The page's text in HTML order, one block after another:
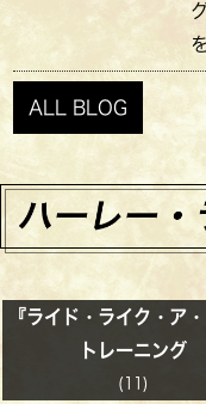
ALL BLOG
『ライド・ライク・ア・
トレーニング
(11)